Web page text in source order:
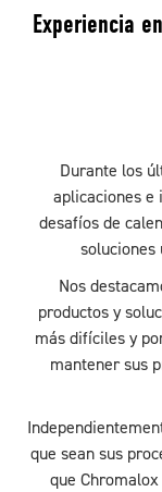
Experiencia
Durante los
aplicaciones e
desafíos de
soluciones
Nos
productos y
más difíciles y
mantener sus
que sean sus
que